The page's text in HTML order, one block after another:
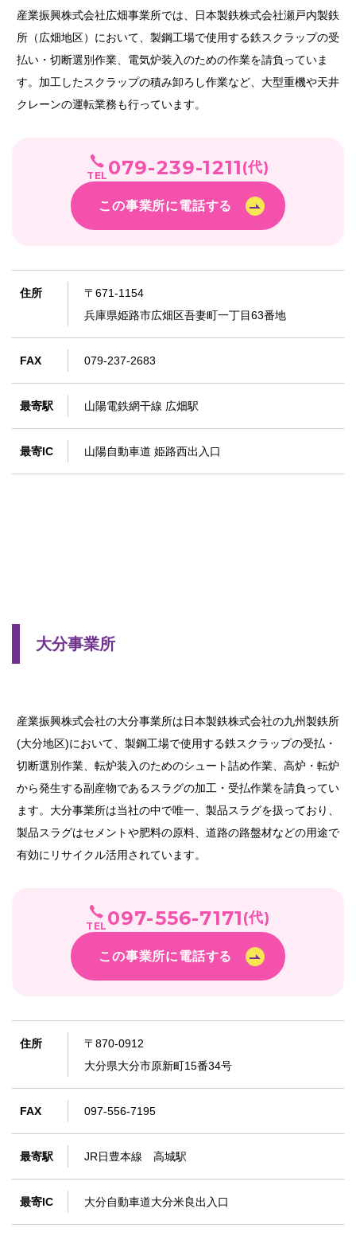
産業振興株式会社広畑事業所では、日本製鉄株式会社瀬戸内製鉄
所（広畑地区）において、製鋼工場で使用する鉄スクラップの受
払い・切断選別作業、電気炉装入のための作業を請負っていま
す。加工したスクラップの積み卸ろし作業など、大型重機や天井
クレーンの運転業務も行っています。
TEL 079-239-1211(代)
この事業所に電話する
住所
〒671-1154
兵庫県姫路市広畑区吾妻町一丁目63番地
FAX 079-237-2683
最寄駅 山陽電鉄網干線 広畑駅
最寄IC 山陽自動車道 姫路西出入口
大分事業所
産業振興株式会社の大分事業所は日本製鉄株式会社の九州製鉄所
(大分地区)において、製鋼工場で使用する鉄スクラップの受払・
切断選別作業、転炉装入のためのシュート詰め作業、高炉・転炉
から発生する副産物であるスラグの加工・受払作業を請負ってい
ます。大分事業所は当社の中で唯一、製品スラグを扱っており、
製品スラグはセメントや肥料の原料、道路の路盤材などの用途で
有効にリサイクル活用されています。
TEL 097-556-7171(代)
この事業所に電話する
住所
〒870-0912
大分県大分市原新町15番34号
FAX 097-556-7195
最寄駅 JR日豊本線 高城駅
最寄IC 大分自動車道大分米良出入口